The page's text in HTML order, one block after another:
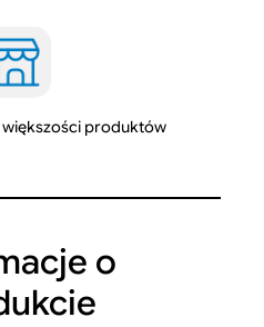
większości produktów
o